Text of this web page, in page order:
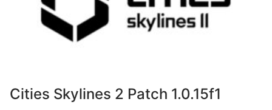
Cities Skylines 2 Patch 1.0.15f1